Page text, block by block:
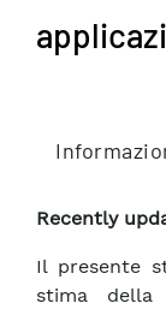
Recently
Il presente
stima della